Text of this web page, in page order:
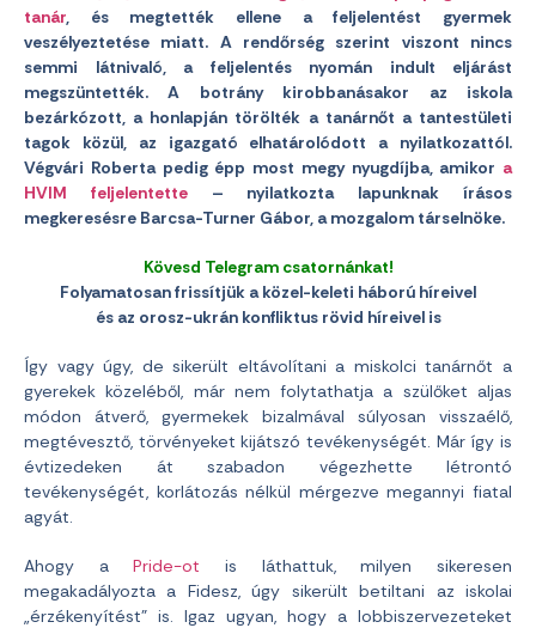
tanár , és megtették ellene a feljelentést gyermek
veszélyeztetése miatt. A rendőrség szerint viszont nincs
semmi látnivaló, a feljelentés nyomán indult eljárást
megszüntették. A botrány kirobbanásakor az iskola
bezárkózott, a honlapján törölték a tanárnőt a tantestületi
tagok közül, az igazgató elhatárolódott a nyilatkozattól.
Végvári Roberta pedig épp most megy nyugdíjba, amikor a
HVIM feljelentette– nyilatkozta lapunknak írásos
megkeresésre Barcsa-Turner Gábor, a mozgalom társelnöke.
Kövesd Telegram csatornánkat!
Folyamatosan frissítjük a közel-keleti háború híreivel
és az orosz-ukrán konfliktus rövid híreivel is
Így vagy úgy, de sikerült eltávolítani a miskolci tanárnőt a
gyerekek közeléből, már nem folytathatja a szülőket aljas
módon átverő, gyermekek bizalmával súlyosan visszaélő,
megtévesztő, törvényeket kijátszó tevékenységét. Már így is
évtizedeken át szabadon végezhette létrontó
tevékenységét, korlátozás nélkül mérgezve megannyi fiatal
agyát.
Ahogy aPride-ot is láthattuk, milyen sikeresen
megakadályozta a Fidesz, úgy sikerült betiltani az iskolai
„érzékenyítést” is. Igaz ugyan, hogy a lobbiszervezeteket